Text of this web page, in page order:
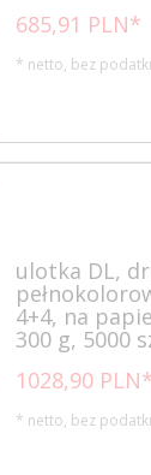
685,91 PLN*
* netto, bez
ulotka DL,
4+4, na
300 g, 5000
1028,90 PLN*
* netto, bez